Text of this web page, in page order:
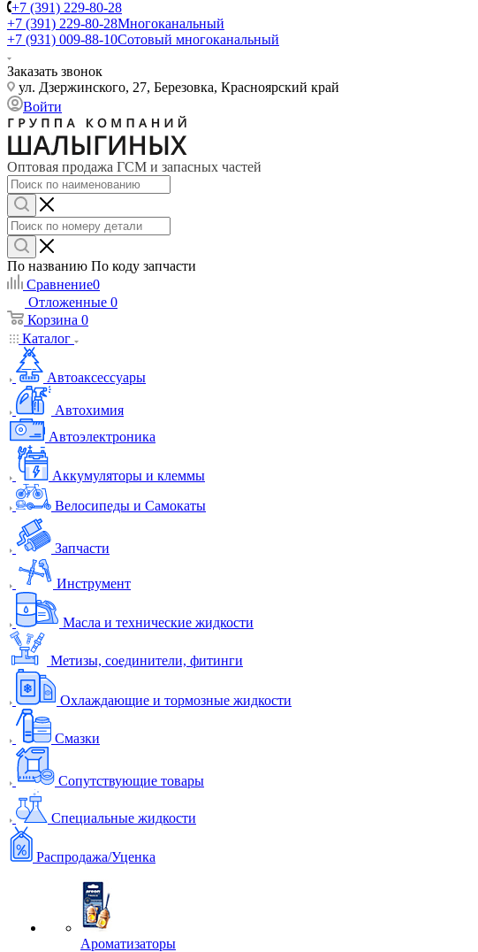
+7 (391) 229-80-28
+7 (391) 229-80-28Многоканальный
+7 (931) 009-88-10Сотовый многоканальный
Заказать звонок
ул. Дзержинского, 27, Березовка, Красноярский край
Войти
Оптовая продажа ГСМ и запасных частей
По названию По коду запчасти
Сравнение0
Отложенные 0
Корзина 0
Каталог
Автоаксессуары
Автохимия
Автоэлектроника
Аккумуляторы и клеммы
Велосипеды и Самокаты
Запчасти
Инструмент
Масла и технические жидкости
Метизы, соединители, фитинги
Охлаждающие и тормозные жидкости
Смазки
Сопутствующие товары
Специальные жидкости
Распродажа/Уценка
Ароматизаторы